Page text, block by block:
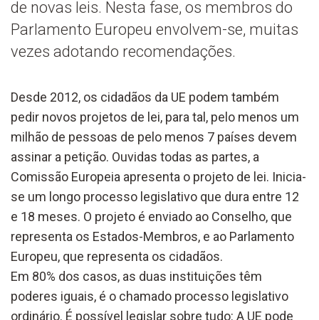
de novas leis. Nesta fase, os membros do
Parlamento Europeu envolvem-se, muitas
vezes adotando recomendações.
Desde 2012, os cidadãos da UE podem também
pedir novos projetos de lei, para tal, pelo menos um
milhão de pessoas de pelo menos 7 países devem
assinar a petição. Ouvidas todas as partes, a
Comissão Europeia apresenta o projeto de lei. Inicia-
se um longo processo legislativo que dura entre 12
e 18 meses. O projeto é enviado ao Conselho, que
representa os Estados-Membros, e ao Parlamento
Europeu, que representa os cidadãos.
Em 80% dos casos, as duas instituições têm
poderes iguais, é o chamado processo legislativo
ordinário. É possível legislar sobre tudo: A UE pode